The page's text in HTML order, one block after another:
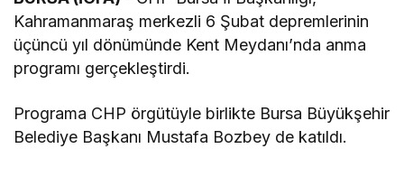
Kahramanmaraş merkezli 6 Şubat depremlerinin
üçüncü yıl dönümünde Kent Meydanı’nda anma
programı gerçekleştirdi.
Programa CHP örgütüyle birlikte Bursa Büyükşehir
Belediye Başkanı Mustafa Bozbey de katıldı.